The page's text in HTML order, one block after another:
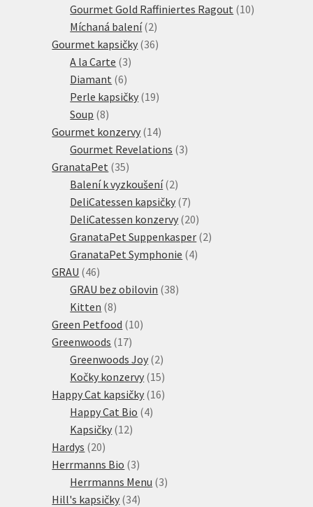
produkt
Gourmet Gold Raffiniertes Ragout 1010
Míchaná balení 22
produkty
Gourmet kapsičky 3636
A la Carte 33
Diamant 66
produktů
Perle kapsičky 1919
Soup 88
produktů
Gourmet konzervy 1414
produktů
Gourmet Revelations 33
GranataPet 3535
produktů
Balení k vyzkoušení 22
produkty
DeliCatessen kapsičky 77
produktů
DeliCatessen konzervy 2020
produktů
GranataPet Suppenkasper 22
GranataPet Symphonie 44
GRAU 4646
produktů
GRAU bez obilovin 3838
Kitten 88
produktů
Green Petfood 1010
Greenwoods 1717
produktů
Greenwoods Joy 22
produkty
Kočky konzervy 1515
produktů
Happy Cat kapsičky 1616
Happy Cat Bio 44
Kapsičky 1212
Hardys 2020
produktů
Herrmanns Bio 33
produkty
Herrmanns Menu 33
Hill's kapsičky 3434